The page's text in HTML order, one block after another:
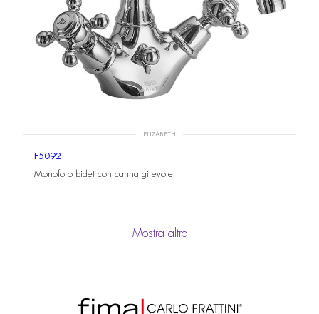
ELIZABETH
F5092
Monoforo bidet con canna girevole
Mostra altro